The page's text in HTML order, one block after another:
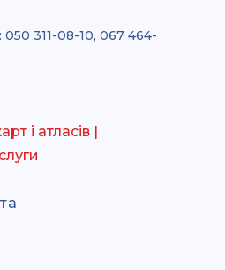
050 311-08-10, 067 464-